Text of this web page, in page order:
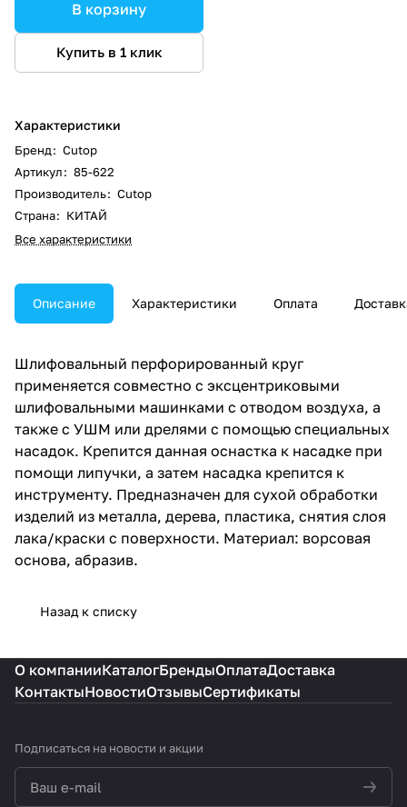
В корзину
Купить в 1 клик
Характеристики
Бренд: Cutop
Артикул: 85-622
Производитель: Cutop
Страна: КИТАЙ
Все характеристики
Описание Характеристики Оплата
Шлифовальный перфорированный круг
применяется совместно с эксцентриковыми
шлифовальными машинками с отводом воздуха, а
также с УШМ или дрелями с помощью специальных
насадок. Крепится данная оснастка к насадке при
помощи липучки, а затем насадка крепится к
инструменту. Предназначен для сухой обработки
изделий из металла, дерева, пластика, снятия слоя
лака/краски с поверхности. Материал: ворсовая
основа, абразив.
Назад к списку
О компанииКаталогБрендыОплатаДоставка
КонтактыНовостиОтзывыСертификаты
Подписаться на новости и акции